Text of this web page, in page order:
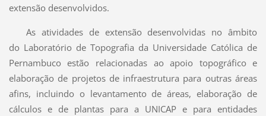
extensão desenvolvidos.
As atividades de extensão desenvolvidas no âmbito
do Laboratório de Topografia da Universidade Católica de
Pernambuco estão relacionadas ao apoio topográfico e
elaboração de projetos de infraestrutura para outras áreas
afins, incluindo o levantamento de áreas, elaboração de
cálculos e de plantas para a UNICAP e para entidades